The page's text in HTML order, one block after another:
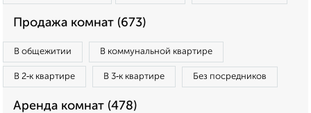
Продажа комнат (673)
В общежитии В коммунальной квартире
В 2‑к квартире В 3‑к квартире Без посредников
Аренда комнат (478)